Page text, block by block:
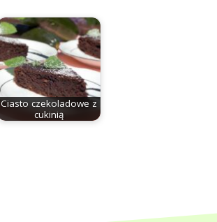
Ciasto czekoladowe z
cukinią